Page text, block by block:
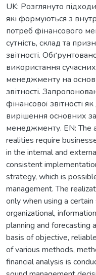
UK: Розглянуто
які формуються з
потреб фінансового
сутність, склад та
звітності.
використання
менеджменту на
звітності.
фінансової звітності
вирішення основних
менеджменту. EN: The
realities require
in the internal and
consistent
strategy, which is
management. The
only when using a
organizational,
planning and forecasting
basis of objective,
of various methods,
financial analysis is